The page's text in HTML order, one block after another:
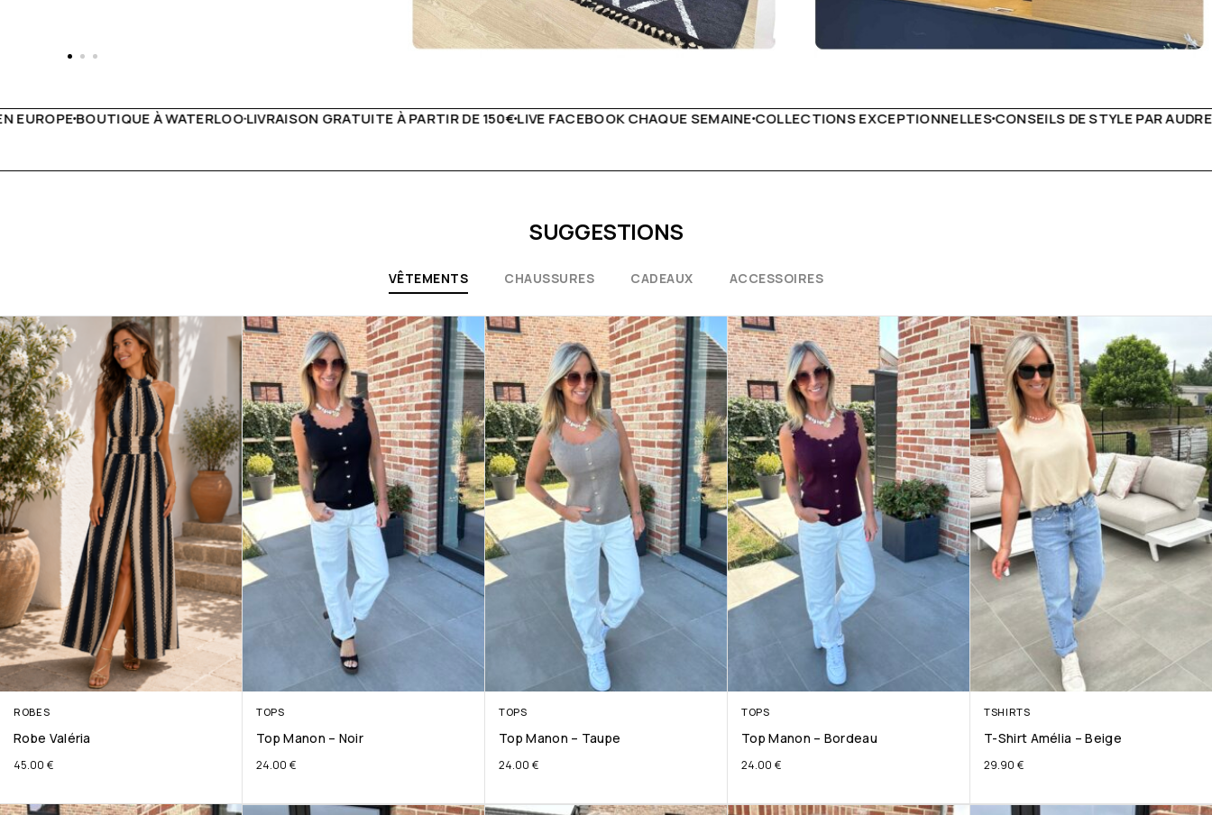
GRATUITE À PARTIR DE 150€LIVE FACEBOOK CHAQUE SEMAINECOLLECTIONS EXCEPTIONNELLESCONSEILS DE STYLE PAR AUDREY B LIVRAISON PARTOUT EN
SUGGESTIONS
VÊTEMENTS CHAUSSURES CADEAUX ACCESSOIRES
ROBES
Robe Valéria
45.00 €
TOPS
Top Manon – Noir
24.00 €
TOPS
Top Manon – Taupe
24.00 €
TOPS
Top Manon – Bordeau
24.00 €
TSHIRTS
T-Shirt Amélia – Beige
29.90 €